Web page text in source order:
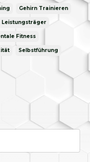
Gehirn Trainieren
Leistungsträger
Fitness
Selbstführung